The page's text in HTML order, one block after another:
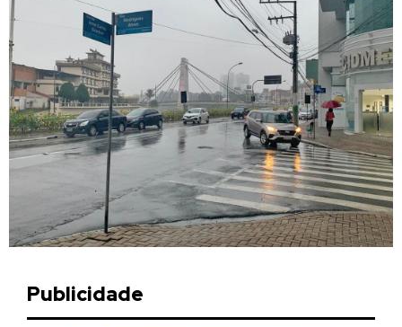
Publicidade